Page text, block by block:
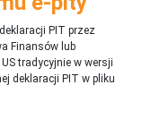
PIT przez
Finansów lub
tradycyjnie w wersji
deklaracji PIT w pliku